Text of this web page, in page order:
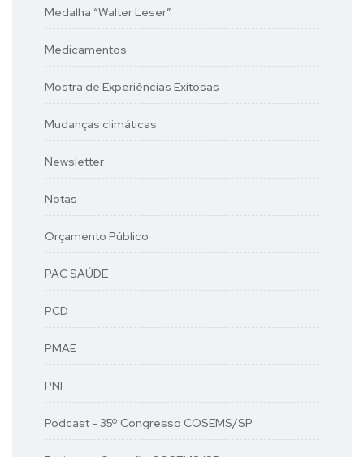
Medalha “Walter Leser”
Medicamentos
Mostra de Experiências Exitosas
Mudanças climáticas
Newsletter
Notas
Orçamento Público
PAC SAÚDE
PCD
PMAE
PNI
Podcast - 35º Congresso COSEMS/SP